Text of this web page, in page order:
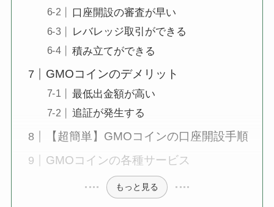
口座開設の審査が早い
レバレッジ取引ができる
積み立てができる
GMOコインのデメリット
最低出金額が高い
追証が発生する
【超簡単】GMOコインの口座開設手順
GMOコインの各種サービス
もっと見る